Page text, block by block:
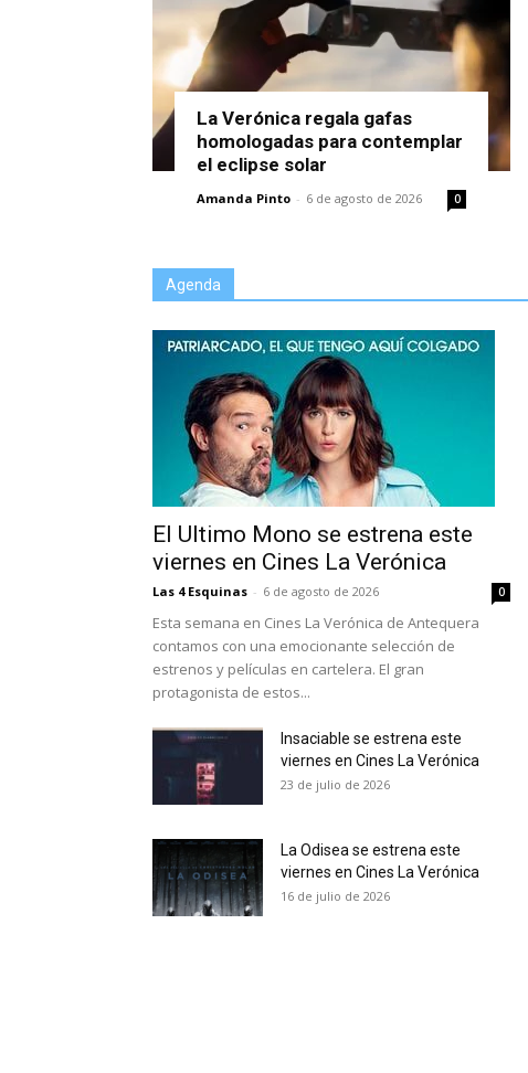
La Verónica regala gafas
homologadas para contemplar
el eclipse solar
Amanda Pinto - 6 de agosto de 2026 0
Agenda
El Ultimo Mono se estrena este
viernes en Cines La Verónica
Las 4 Esquinas - 6 de agosto de 2026 0
Esta semana en Cines La Verónica de Antequera
contamos con una emocionante selección de
estrenos y películas en cartelera. El gran
protagonista de estos...
Insaciable se estrena este
viernes en Cines La Verónica
23 de julio de 2026
La Odisea se estrena este
viernes en Cines La Verónica
16 de julio de 2026